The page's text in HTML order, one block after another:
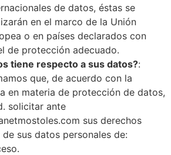
de datos, éstas se
en el marco de la Unión
o en países declarados con
de protección adecuado.
tiene respecto a sus datos?:
que, de acuerdo con la
en materia de protección de datos,
solicitar ante
sus derechos
sus datos personales de: